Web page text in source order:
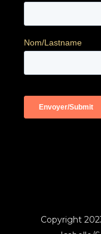
Copyright